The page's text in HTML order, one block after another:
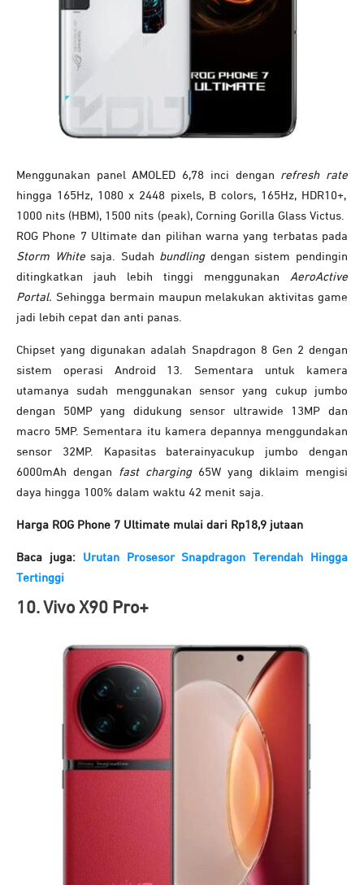
Menggunakan panel AMOLED 6,78 inci dengan refresh rate
hingga 165Hz, 1080 x 2448 pixels, B colors, 165Hz, HDR10+,
1000 nits (HBM), 1500 nits (peak), Corning Gorilla Glass Victus.
ROG Phone 7 Ultimate dan pilihan warna yang terbatas pada
Storm Whitesaja. Sudah bundlingdengan sistem pendingin
ditingkatkan jauh lebih tinggi menggunakan AeroActive
Portal. Sehingga bermain maupun melakukan aktivitas game
jadi lebih cepat dan anti panas.
Chipset yang digunakan adalah Snapdragon 8 Gen 2 dengan
sistem operasi Android 13. Sementara untuk kamera
utamanya sudah menggunakan sensor yang cukup jumbo
dengan 50MP yang didukung sensor ultrawide 13MP dan
macro 5MP. Sementara itu kamera depannya menggundakan
sensor 32MP. Kapasitas baterainyacukup jumbo dengan
6000mAh dengan fast charging65W yang diklaim mengisi
daya hingga 100% dalam waktu 42 menit saja.
Harga ROG Phone 7 Ultimate mulai dari Rp18,9 jutaan
Baca juga: Urutan Prosesor Snapdragon Terendah Hingga
Tertinggi
10. Vivo X90 Pro+